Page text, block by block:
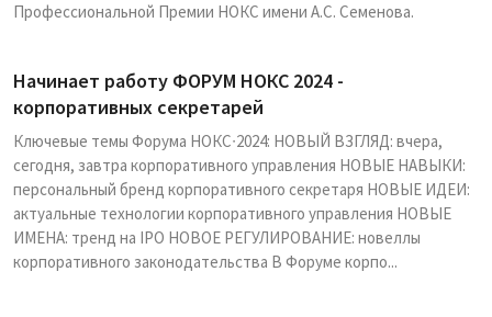
Профессиональной Премии НОКС имени А.С. Семенова.
Начинает работу ФОРУМ НОКС 2024 -
корпоративных секретарей
Ключевые темы Форума НОКС∙2024: НОВЫЙ ВЗГЛЯД: вчера,
сегодня, завтра корпоративного управления НОВЫЕ НАВЫКИ:
персональный бренд корпоративного секретаря НОВЫЕ ИДЕИ:
актуальные технологии корпоративного управления НОВЫЕ
ИМЕНА: тренд на IPO НОВОЕ РЕГУЛИРОВАНИЕ: новеллы
корпоративного законодательства В Форуме корпо...